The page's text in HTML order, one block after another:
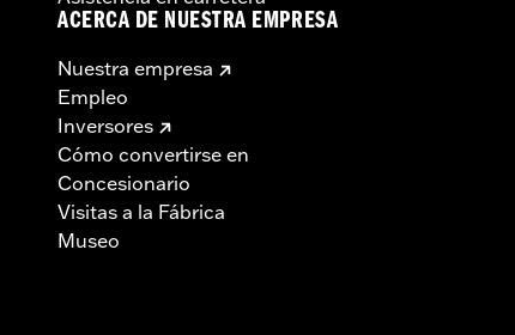
ACERCA DE NUESTRA EMPRESA
Nuestra empresa
Empleo
Inversores
Cómo convertirse en
Concesionario
Visitas a la Fábrica
Museo